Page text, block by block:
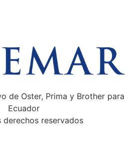
de Oster, Prima y Brother para
Ecuador
derechos reservados